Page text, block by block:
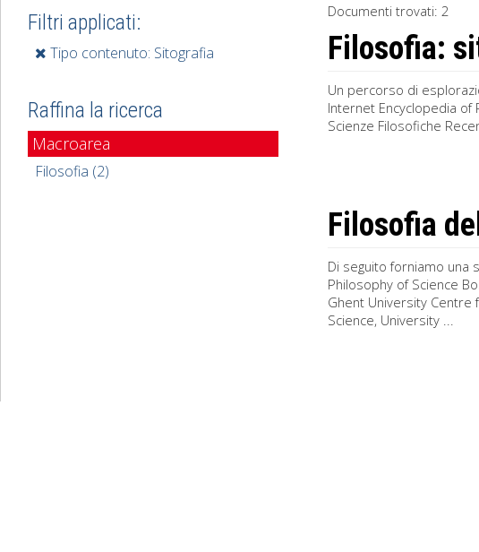
Documenti trovati: 2
Filosofia:
Un percorso di
Internet Encyclopedia of
Scienze Filosofiche
Filosofia
Di seguito forniamo una
Philosophy of Science
Ghent University Centre
Science, University ...
Filtri applicati:
Tipo contenuto: Sitografia
Raffina la ricerca
Macroarea
Filosofia (2)